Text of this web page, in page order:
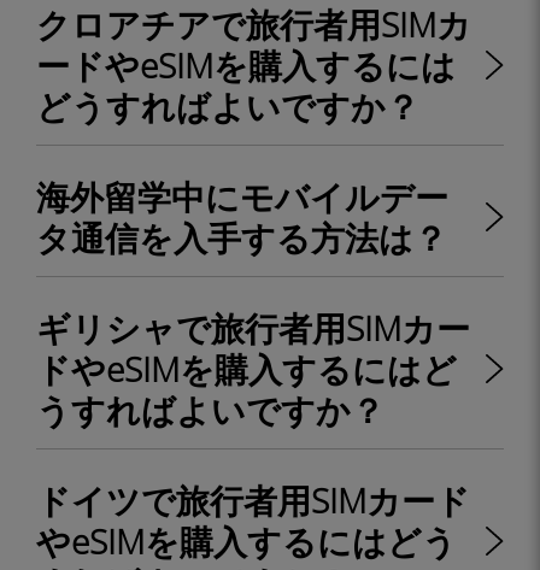
クロアチアで旅行者用SIMカ
ードやeSIMを購入するには
どうすればよいですか？
海外留学中にモバイルデー
タ通信を入手する方法は？
ギリシャで旅行者用SIMカー
ドやeSIMを購入するにはど
うすればよいですか？
ドイツで旅行者用SIMカード
やeSIMを購入するにはどう